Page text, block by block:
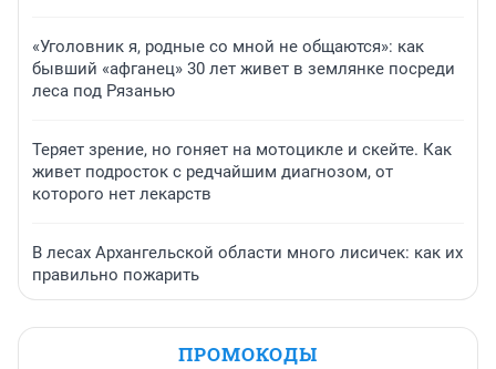
«Уголовник я, родные со мной не общаются»: как
бывший «афганец» 30 лет живет в землянке посреди
леса под Рязанью
Теряет зрение, но гоняет на мотоцикле и скейте. Как
живет подросток с редчайшим диагнозом, от
которого нет лекарств
В лесах Архангельской области много лисичек: как их
правильно пожарить
ПРОМОКОДЫ